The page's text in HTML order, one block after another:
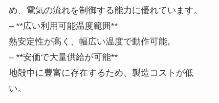
め、電気の流れを制御する能力に優れています。
– **広い利用可能温度範囲**
熱安定性が高く、幅広い温度で動作可能。
– **安価で大量供給が可能**
地殻中に豊富に存在するため、製造コストが低
い。